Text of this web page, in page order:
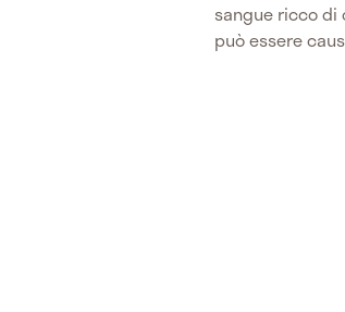
sangue ricco di
può essere